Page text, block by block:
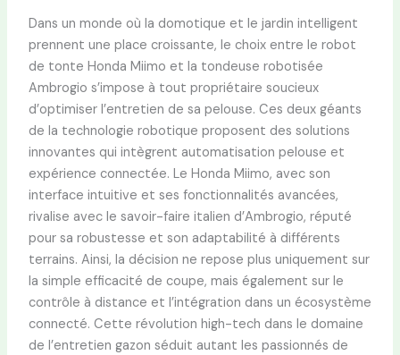
Dans un monde où la domotique et le jardin intelligent
prennent une place croissante, le choix entre le robot
de tonte Honda Miimo et la tondeuse robotisée
Ambrogio s’impose à tout propriétaire soucieux
d’optimiser l’entretien de sa pelouse. Ces deux géants
de la technologie robotique proposent des solutions
innovantes qui intègrent automatisation pelouse et
expérience connectée. Le Honda Miimo, avec son
interface intuitive et ses fonctionnalités avancées,
rivalise avec le savoir-faire italien d’Ambrogio, réputé
pour sa robustesse et son adaptabilité à différents
terrains. Ainsi, la décision ne repose plus uniquement sur
la simple efficacité de coupe, mais également sur le
contrôle à distance et l’intégration dans un écosystème
connecté. Cette révolution high-tech dans le domaine
de l’entretien gazon séduit autant les passionnés de